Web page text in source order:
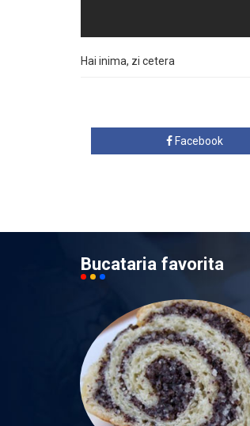
Hai inima, zi cetera
Facebook
Bucataria favorita